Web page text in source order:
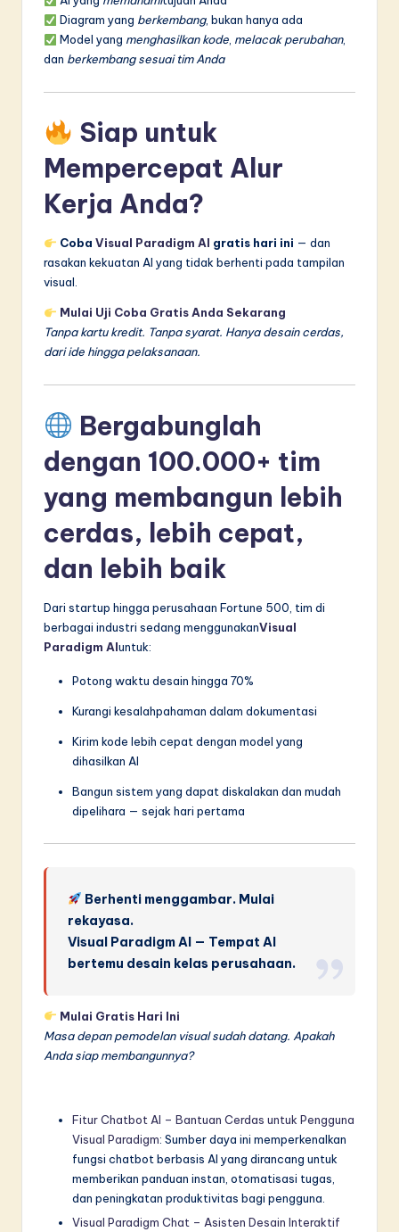
Diagram yang berkembang, bukan hanya ada
Model yang menghasilkan kode, melacak perubahan,
dan berkembang sesuai tim Anda
Siap untuk
Mempercepat Alur
Kerja Anda?
Coba Visual Paradigm AI gratis hari ini — dan
rasakan kekuatan AI yang tidak berhenti pada tampilan
visual.
Mulai Uji Coba Gratis Anda Sekarang
Tanpa kartu kredit. Tanpa syarat. Hanya desain cerdas,
dari ide hingga pelaksanaan.
Bergabunglah
dengan 100.000+ tim
yang membangun lebih
cerdas, lebih cepat,
dan lebih baik
Dari startup hingga perusahaan Fortune 500, tim di
berbagai industri sedang menggunakanVisual
Paradigm AIuntuk:
Potong waktu desain hingga 70%
Kurangi kesalahpahaman dalam dokumentasi
Kirim kode lebih cepat dengan model yang
dihasilkan AI
Bangun sistem yang dapat diskalakan dan mudah
dipelihara — sejak hari pertama
Berhenti menggambar. Mulai
rekayasa.
Visual Paradigm AI — Tempat AI
bertemu desain kelas perusahaan.
Mulai Gratis Hari Ini
Masa depan pemodelan visual sudah datang. Apakah
Anda siap membangunnya?
Fitur Chatbot AI – Bantuan Cerdas untuk Pengguna
Visual Paradigm: Sumber daya ini memperkenalkan
fungsi chatbot berbasis AI yang dirancang untuk
memberikan panduan instan, otomatisasi tugas,
dan peningkatan produktivitas bagi pengguna.
Visual Paradigm Chat – Asisten Desain Interaktif